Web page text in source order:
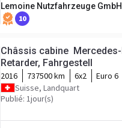
Lemoine Nutzfahrzeuge GmbH
10
Châssis cabine
Retarder, Fahrgestell
2016 737500 km 6x2 Euro 6
Suisse, Landquart
Publié: 1jour(s)